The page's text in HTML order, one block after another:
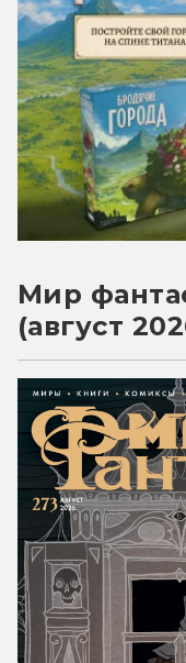
Мир
(август